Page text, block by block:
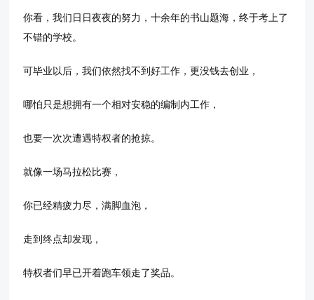
你看，我们日日夜夜的努力，十余年的书山题海，终于考上了
不错的学校。
可毕业以后，我们依然找不到好工作，更没钱去创业，
哪怕只是想拥有一个相对安稳的编制内工作，
也要一次次遭遇特权者的抢掠。
就像一场马拉松比赛，
你已经精疲力尽，满脚血泡，
走到终点却发现，
特权者们早已开着跑车领走了奖品。